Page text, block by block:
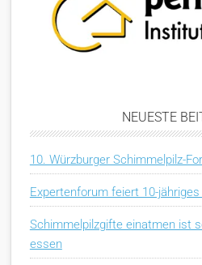
NEUESTE
10. Würzburger Schimmelpilz-
Expertenforum feiert 10-
Schimmelpilzgifte einatmen ist
essen